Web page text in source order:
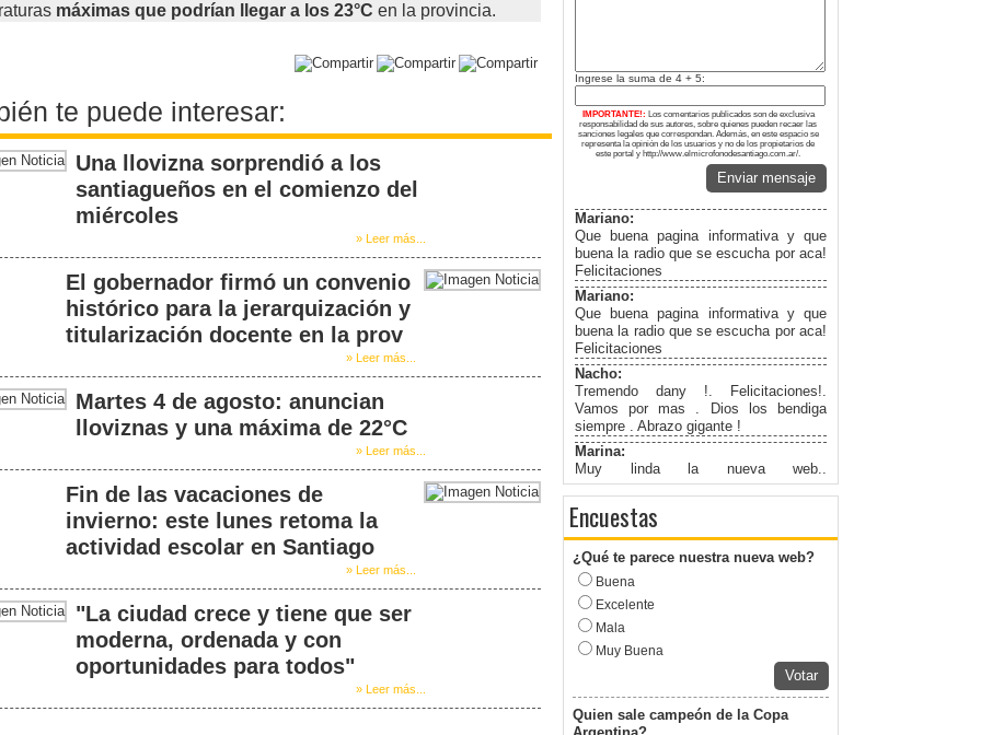
máximas que podrían llegar a los 23°C en la provincia.
te puede interesar:
Una llovizna sorprendió a los
santiagueños en el comienzo del
miércoles
» Leer más...
El gobernador firmó un convenio
histórico para la jerarquización y
titularización docente en la prov
» Leer más...
Martes 4 de agosto: anuncian
lloviznas y una máxima de 22°C
» Leer más...
Fin de las vacaciones de
invierno: este lunes retoma la
actividad escolar en Santiago
» Leer más...
"La ciudad crece y tiene que ser
moderna, ordenada y con
oportunidades para todos"
» Leer más...
Ingrese la suma de 4 + 5:
IMPORTANTE!: Los comentarios publicados son de exclusiva
responsabilidad de sus autores, sobre quienes pueden recaer las
sanciones legales que correspondan. Además, en este espacio se
representa la opinión de los usuarios y no de los propietarios de
este portal y http://www.elmicrofonodesantiago.com.ar/.
Enviar mensaje
Mariano:
Que buena pagina informativa y que
buena la radio que se escucha por aca!
Felicitaciones
Mariano:
Que buena pagina informativa y que
buena la radio que se escucha por aca!
Felicitaciones
Nacho:
Tremendo dany !. Felicitaciones!.
Vamos por mas . Dios los bendiga
siempre . Abrazo gigante !
Marina:
Muy linda la nueva web..
Felicitaciones!
Encuestas
¿Qué te parece nuestra nueva web?
Buena
Excelente
Mala
Muy Buena
Votar
Quien sale campeón de la Copa